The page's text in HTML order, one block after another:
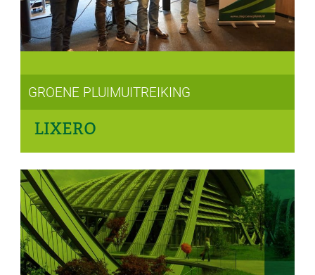
GROENE PLUIMUITREIKING
LIXERO